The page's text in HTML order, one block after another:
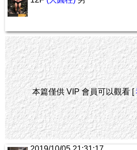
本篇僅供 VIP 會員可以觀看 [